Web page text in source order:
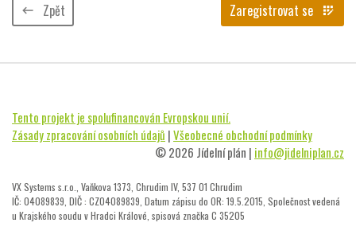
keyboard_backspace Zpět Zaregistrovat se app_registration
Tento projekt je spolufinancován Evropskou unií.
Zásady zpracování osobních údajů |Všeobecné obchodní podmínky
© 2026 Jídelní plán | info@jidelniplan.cz
VX Systems s.r.o., Vaňkova 1373, Chrudim IV, 537 01 Chrudim
IČ: 04089839, DIČ : CZ04089839, Datum zápisu do OR: 19.5.2015, Společnost vedená
u Krajského soudu v Hradci Králové, spisová značka C 35205